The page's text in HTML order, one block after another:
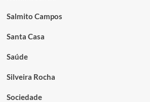
Salmito Campos
Santa Casa
Saúde
Silveira Rocha
Sociedade